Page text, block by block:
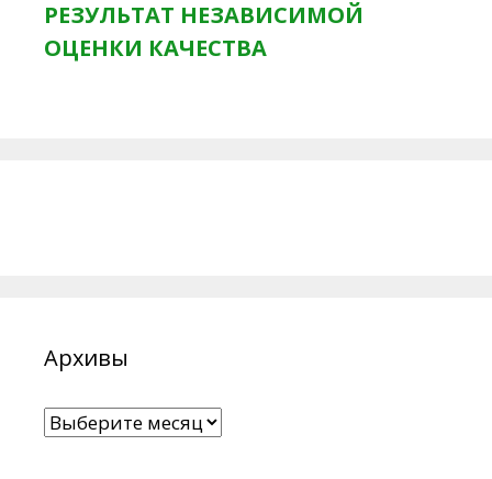
РЕЗУЛЬТАТ НЕЗАВИСИМОЙ
ОЦЕНКИ КАЧЕСТВА
Архивы
Архивы